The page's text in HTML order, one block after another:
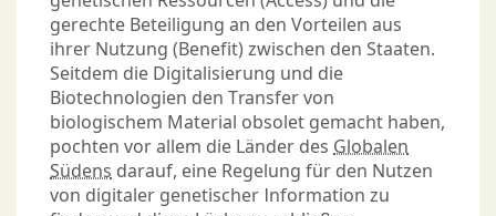
gerechte Beteiligung an den Vorteilen aus
ihrer Nutzung (Benefit) zwischen den Staaten.
Seitdem die Digitalisierung und die
Biotechnologien den Transfer von
biologischem Material obsolet gemacht haben,
pochten vor allem die Länder des Globalen
Südens darauf, eine Regelung für den Nutzen
von digitaler genetischer Information zu